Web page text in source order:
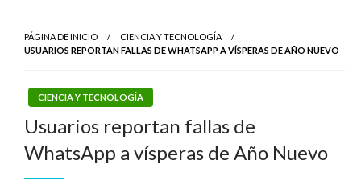
PÁGINA DE INICIO
CIENCIA Y TECNOLOGÍA
USUARIOS REPORTAN FALLAS DE WHATSAPP A VÍSPERAS DE AÑO NUEVO
CIENCIA Y TECNOLOGÍA
Usuarios reportan fallas de
WhatsApp a vísperas de Año Nuevo